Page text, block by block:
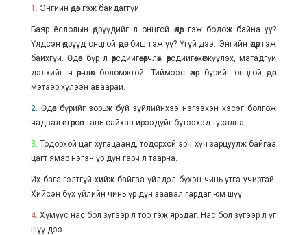
1. Энгийн өдөр гэж байдаггүй.
Баяр ёслолын өдрүүдийг л онцгой өдөр гэж бодож байна уу?
Үлдсэн өдрүүд онцгой өдөр биш гэж үү? Үгүй дээ. Энгийн өдөр гэж
байхгүй. Өдөр бүр л өөрсдийгөө өөрчлөх, өөрсдийгөө хөгжүүлэх, магадгүй
дэлхийг ч өөрчлөх боломжтой. Тиймээс өдөр бүрийг онцгой өдөр
мэтээр хүлээн аваарай.
2.
Өдөр бүрийг зорьж буй зүйлийнхээ нэгээхэн хэсэг болгож
чадвал өнгөрсөн тань сайхан ирээдүйг бүтээхэд тусална.
3. Тодорхой цаг хугацаанд, тодорхой эрч хүч зарцуулж байгаа
цагт ямар нэгэн үр дүн гарч л таарна.
Их бага гэлтгүй хийж байгаа үйлдэл бүхэн чинь утга учиртай.
Хийсэн бүх үйлийн чинь үр дүн заавал гардаг юм шүү.
4. Хүмүүс нас бол зүгээр л тоо гэж ярьдаг. Нас бол зүгээр л үг
шүү дээ.